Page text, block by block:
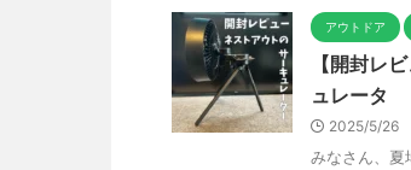
アウトドア
【開封レ
ュレータ
2025/5/26
みなさん、夏